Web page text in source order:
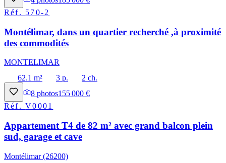
Réf. 570-2
Montélimar, dans un quartier recherché ,à proximité
des commodités
MONTELIMAR
62.1 m²
3 p.
2 ch.
8 photos155 000 €
Réf.V0001
Appartement T4 de 82 m² avec grand balcon plein
sud, garage et cave
Montélimar (26200)